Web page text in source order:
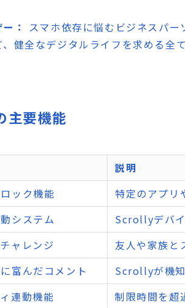
：
スマホ依存に悩むビジネスパ
健全なデジタルライフを求める全
要機能
説明
ック機能
特定のアプリ
システム
Scrollyデバ
ャレンジ
友人や家族と
富んだコメント
Scrollyが機
連動機能
制限時間を超